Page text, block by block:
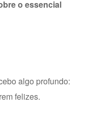
o essencial
algo profundo:
felizes.